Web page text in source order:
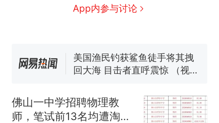
App内参与讨论
协会回应
男子上山采菌偶然发现鸡枞菌
来源：参考消息）
笔试第一被第二名传话劝弃考
官方通报
因老师一句“跟我回家”改写了
人生
佛山一中学招聘物理教
师，笔试前13名均遭淘